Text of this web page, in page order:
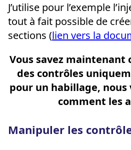
J’utilise pour l’exemple
tout à fait possible de
sections (lien vers la
Vous savez
des contrôles
pour un habillage,
comment les
Manipuler les